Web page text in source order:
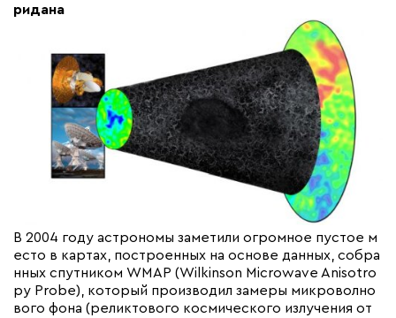
ридана
В 2004 году астрономы заметили огромное пустое м
есто в картах, построенных на основе данных, собра
нных спутником WMAP (Wilkinson Microwave Anisotro
py Probe), который производил замеры микроволно
вого фона (реликтового космического излучения от